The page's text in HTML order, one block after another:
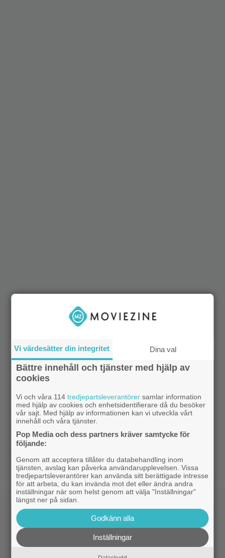
Vi värdesätter din integritet Dina val
Bättre innehåll och tjänster med hjälp av
cookies
Vi och våra 114tredjepartsleverantörer samlar information
med hjälp av cookies och enhetsidentifierare då du besöker
vår sajt. Med hjälp av informationen kan vi utveckla vårt
innehåll och våra tjänster.
Pop Media och dess partners kräver samtycke för
följande:
Genom att acceptera tillåter du databehandling inom
tjänsten, avslag kan påverka användarupplevelsen. Vissa
tredjepartsleverantörer kan använda sitt berättigade intresse
för att arbeta, du kan invända mot det eller ändra andra
inställningar när som helst genom att välja "Inställningar"
längst ner på sidan.
Godkänn alla
Inställningar